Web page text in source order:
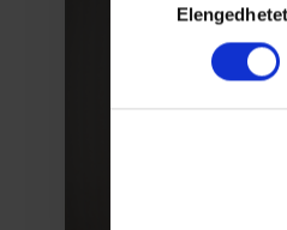
kiválasztása